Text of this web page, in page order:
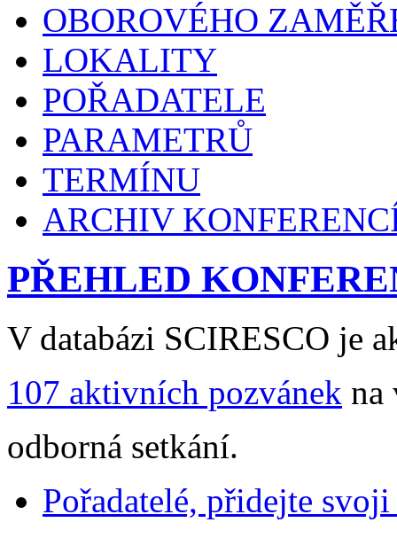
OBOROVÉHO
LOKALITY
POŘADATELE
PARAMETRŮ
TERMÍNU
ARCHIV
PŘEHLED
V databázi SCIRESCO je
107 aktivních pozvánek na
odborná setkání.
Pořadatelé, přidejte